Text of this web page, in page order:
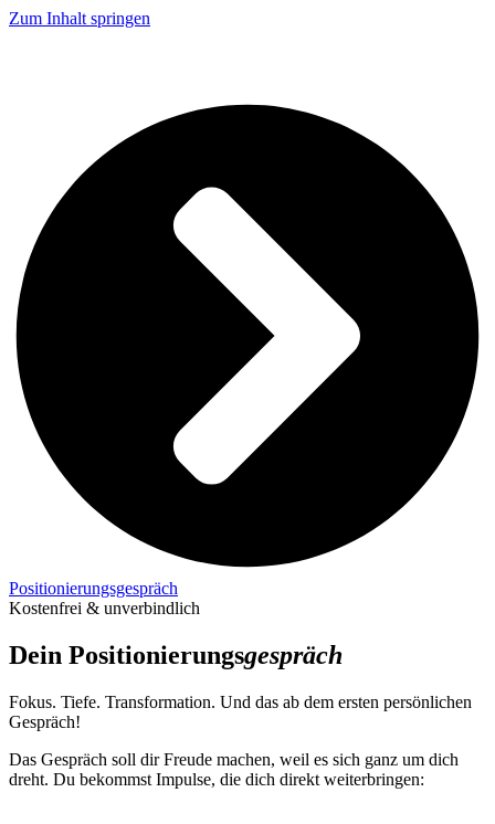
Zum Inhalt springen
Positionierungs­gespräch
Kostenfrei & unverbindlich
Dein Positionierungs­gespräch
Fokus. Tiefe. Transformation. Und das ab dem ersten persönlichen
Gespräch!
Das Gespräch soll dir Freude machen, weil es sich ganz um dich
dreht. Du bekommst Impulse, die dich direkt weiterbringen: